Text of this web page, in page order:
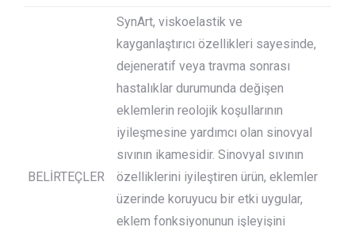
BELİRTEÇLER
SynArt, viskoelastik ve
kayganlaştırıcı özellikleri sayesinde,
dejeneratif veya travma sonrası
hastalıklar durumunda değişen
eklemlerin reolojik koşullarının
iyileşmesine yardımcı olan sinovyal
sıvının ikamesidir. Sinovyal sıvının
özelliklerini iyileştiren ürün, eklemler
üzerinde koruyucu bir etki uygular,
eklem fonksiyonunun işleyişini